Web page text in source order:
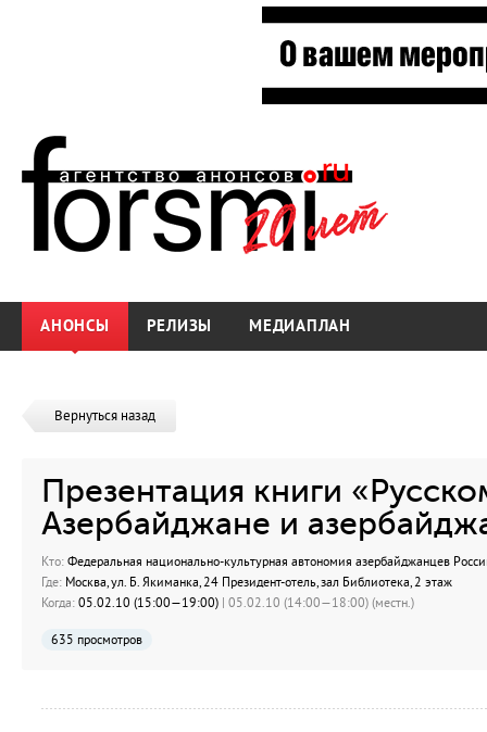
АНОНСЫ РЕЛИЗЫ МЕДИАПЛАН
Вернуться назад
Презентация книги
Азербайджане и
Кто: Федеральная национально-культурная автономия азербайджанцев
Где: Москва, ул. Б. Якиманка, 24 Президент-отель, зал Библиотека, 2 этаж
Когда: 05.02.10 (15:00—19:00) | 05.02.10 (14:00—18:00) (местн.)
635 просмотров